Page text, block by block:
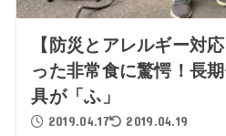
【防災とアレルギー対
った非常食に驚愕！長
具が「ふ」
2019.04.17 2019.04.19